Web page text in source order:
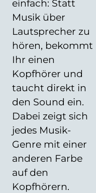
einfach: Statt
Musik über
Lautsprecher zu
hören, bekommt
Ihr einen
Kopfhörer und
taucht direkt in
den Sound ein.
Dabei zeigt sich
jedes Musik-
Genre mit einer
anderen Farbe
auf den
Kopfhörern.